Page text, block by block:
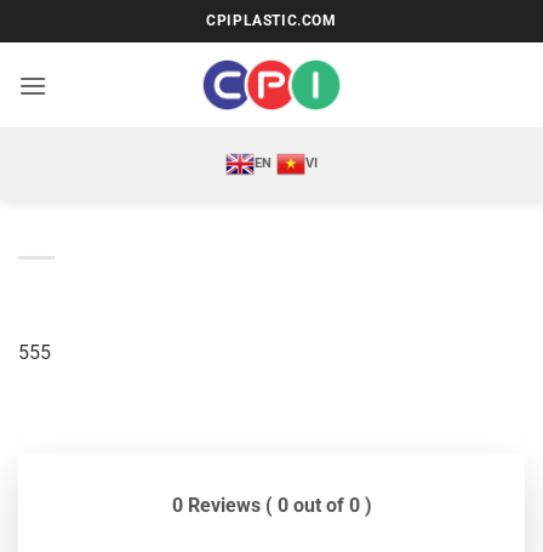
qua
nội
CPIPLASTIC.COM
EN VI
555
0 Reviews ( 0 out of 0 )